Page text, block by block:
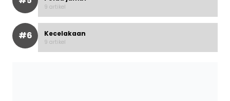
9 artikel
#6 Kecelakaan
9 artikel